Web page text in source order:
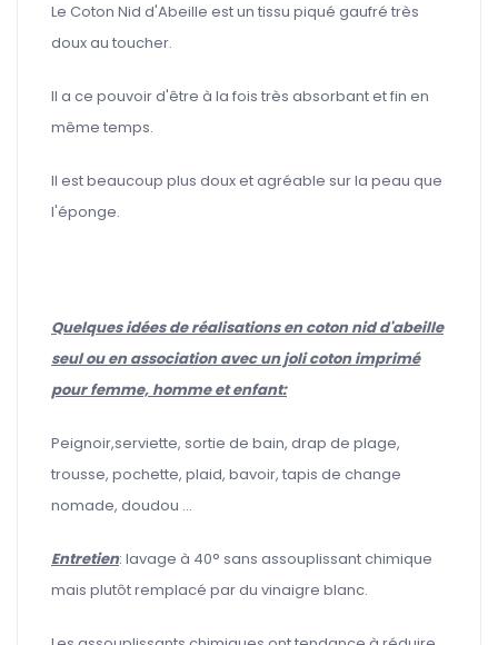
Le Coton Nid d'Abeille est un tissu piqué gaufré très
doux au toucher.
Il a ce pouvoir d'être à la fois très absorbant et fin en
même temps.
Il est beaucoup plus doux et agréable sur la peau que
l'éponge.
Quelques idées de réalisations en coton nid d'abeille
seul ou en association avec un joli coton imprimé
pour femme, homme et enfant:
Peignoir,serviette, sortie de bain, drap de plage,
trousse, pochette, plaid, bavoir, tapis de change
nomade, doudou ...
Entretien: lavage à 40° sans assouplissant chimique
mais plutôt remplacé par du vinaigre blanc.